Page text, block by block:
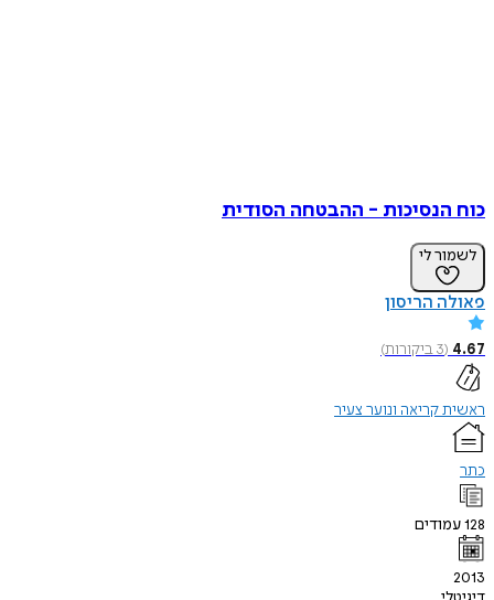
כוח הנסיכות - ההבטחה הסודית
לשמור לי
פאולה הריסון
4.67
(
3ביקורות)
ראשית קריאה ונוער צעיר
כתר
128עמודים
2013